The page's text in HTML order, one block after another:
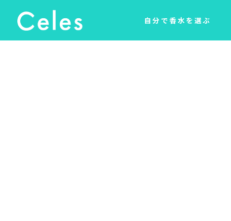
自分で香水を選ぶ